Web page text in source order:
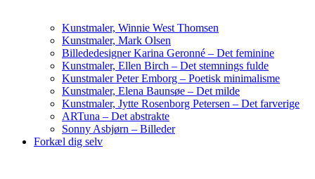
Kunstmaler, Winnie West Thomsen
Kunstmaler, Mark Olsen
Billededesigner Karina Geronné – Det feminine
Kunstmaler, Ellen Birch – Det stemnings fulde
Kunstmaler Peter Emborg – Poetisk minimalisme
Kunstmaler, Elena Baunsøe – Det milde
Kunstmaler, Jytte Rosenborg Petersen – Det farverige
ARTuna – Det abstrakte
Sonny Asbjørn – Billeder
Forkæl dig selv